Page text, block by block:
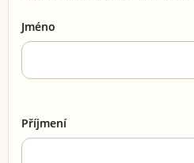
Jméno
Příjmení